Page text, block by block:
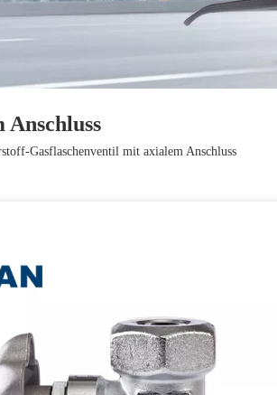
Anschluss
Gasflaschenventil mit axialem Anschluss